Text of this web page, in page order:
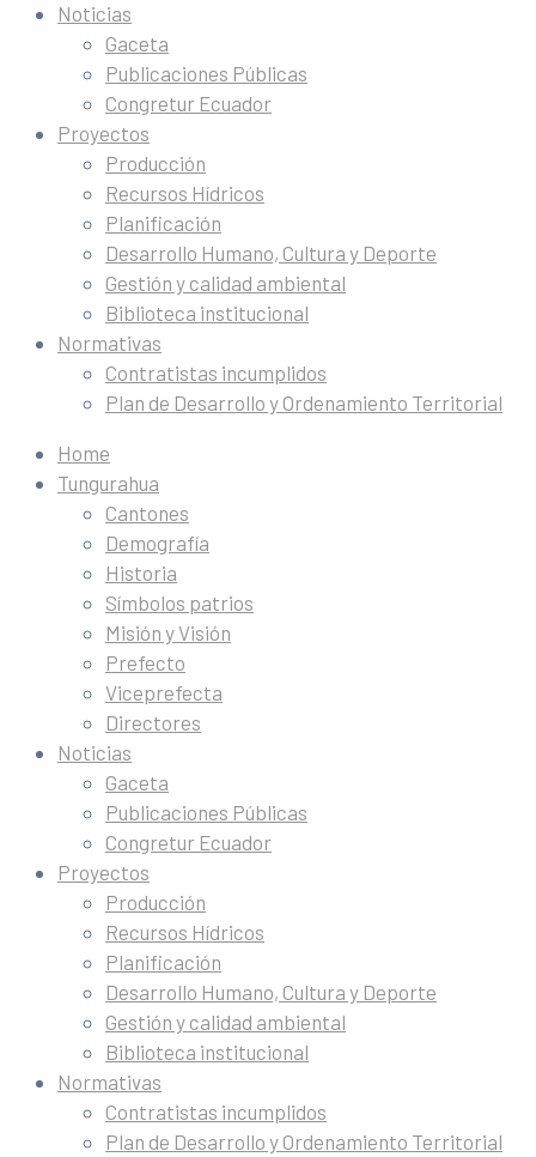
Noticias
Gaceta
Publicaciones Públicas
Congretur Ecuador
Proyectos
Producción
Recursos Hídricos
Planificación
Desarrollo Humano, Cultura y Deporte
Gestión y calidad ambiental
Biblioteca institucional
Normativas
Contratistas incumplidos
Plan de Desarrollo y Ordenamiento Territorial
Home
Tungurahua
Cantones
Demografía
Historia
Símbolos patrios
Misión y Visión
Prefecto
Viceprefecta
Directores
Noticias
Gaceta
Publicaciones Públicas
Congretur Ecuador
Proyectos
Producción
Recursos Hídricos
Planificación
Desarrollo Humano, Cultura y Deporte
Gestión y calidad ambiental
Biblioteca institucional
Normativas
Contratistas incumplidos
Plan de Desarrollo y Ordenamiento Territorial